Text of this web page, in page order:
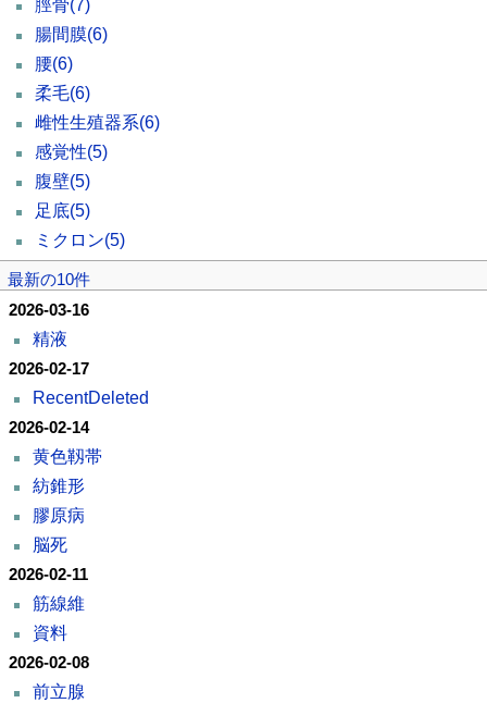
脛骨(7)
腸間膜(6)
腰(6)
柔毛(6)
雌性生殖器系(6)
感覚性(5)
腹壁(5)
足底(5)
ミクロン(5)
最新の10件
2026-03-16
精液
2026-02-17
RecentDeleted
2026-02-14
黄色靱帯
紡錐形
膠原病
脳死
2026-02-11
筋線維
資料
2026-02-08
前立腺